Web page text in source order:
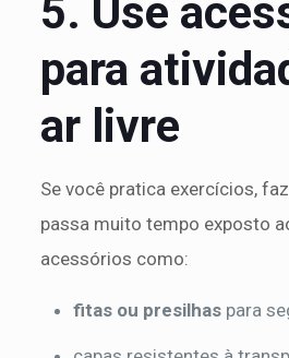
5. Use
para
ar livre
Se você pratica exercícios,
passa muito tempo exposto
acessórios como:
fitas ou presilhaspara